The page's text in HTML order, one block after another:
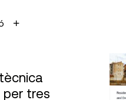
per tres